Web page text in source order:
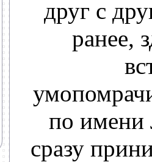
друг с
ранее,
по имени
сразу